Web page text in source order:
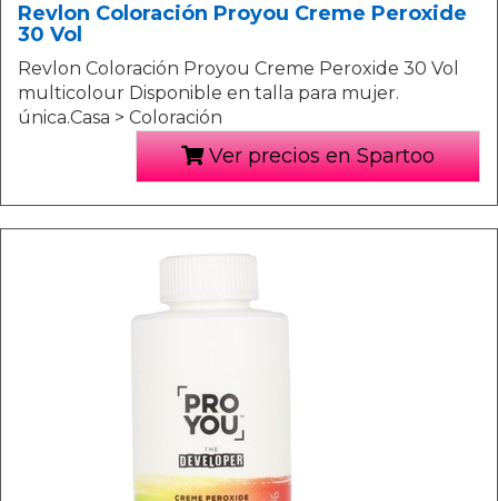
Revlon Coloración Proyou Creme Peroxide
30 Vol
Revlon Coloración Proyou Creme Peroxide 30 Vol
multicolour Disponible en talla para mujer.
única.Casa > Coloración
Ver precios en Spartoo